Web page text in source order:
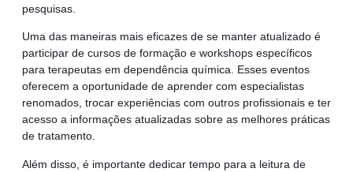
pesquisas.
Uma das maneiras mais eficazes de se manter atualizado é
participar de cursos de formação e workshops específicos
para terapeutas em dependência química. Esses eventos
oferecem a oportunidade de aprender com especialistas
renomados, trocar experiências com outros profissionais e ter
acesso a informações atualizadas sobre as melhores práticas
de tratamento.
Além disso, é importante dedicar tempo para a leitura de